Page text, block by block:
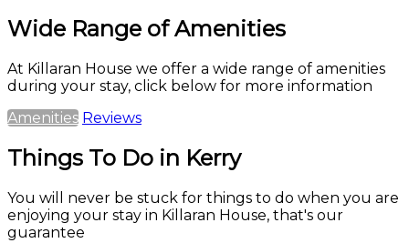
Wide Range of Amenities
At Killaran House we offer a wide range of amenities
during your stay, click below for more information
Amenities Reviews
Things To Do in Kerry
You will never be stuck for things to do when you are
enjoying your stay in Killaran House, that's our
guarantee